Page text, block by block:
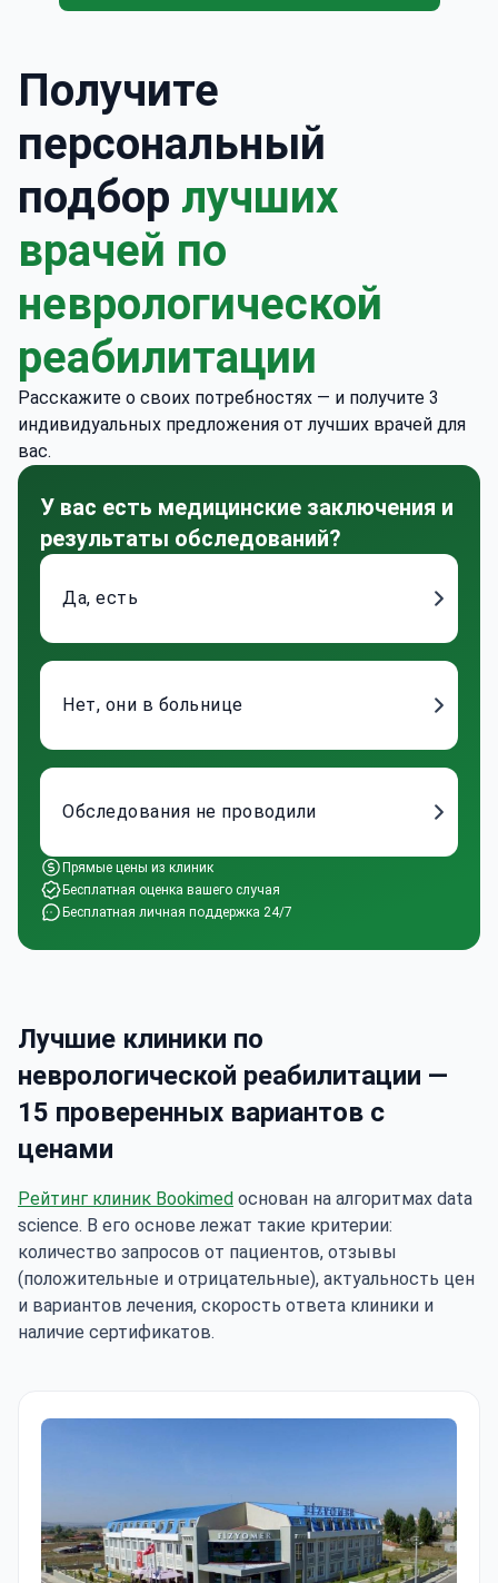
Получите
персональный
подбор лучших
врачей по
неврологической
реабилитации
Расскажите о своих потребностях — и получите 3
индивидуальных предложения от лучших врачей для
вас.
У вас есть медицинские заключения и
результаты обследований?
Да, есть
Нет, они в больнице
Обследования не проводили
Прямые цены из клиник
Бесплатная оценка вашего случая
Бесплатная личная поддержка 24/7
Лучшие клиники по
неврологической реабилитации —
15 проверенных вариантов с
ценами
Рейтинг клиник Bookimed основан на алгоритмах data
science. В его основе лежат такие критерии:
количество запросов от пациентов, отзывы
(положительные и отрицательные), актуальность цен
и вариантов лечения, скорость ответа клиники и
наличие сертификатов.